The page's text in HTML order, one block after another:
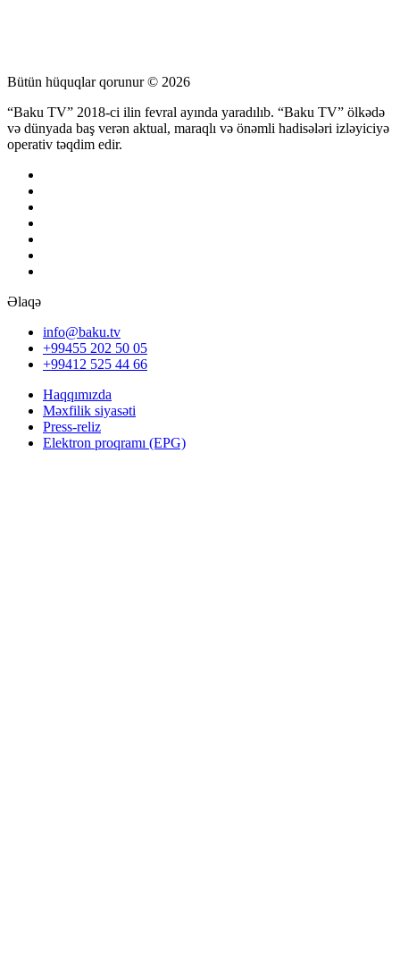
Bütün hüquqlar qorunur © 2026
“Baku TV” 2018-ci ilin fevral ayında yaradılıb. “Baku TV” ölkədə
və dünyada baş verən aktual, maraqlı və önəmli hadisələri izləyiciyə
operativ təqdim edir.
Əlaqə
info@baku.tv
+99455 202 50 05
+99412 525 44 66
Haqqımızda
Məxfilik siyasəti
Press-reliz
Elektron proqramı (EPG)